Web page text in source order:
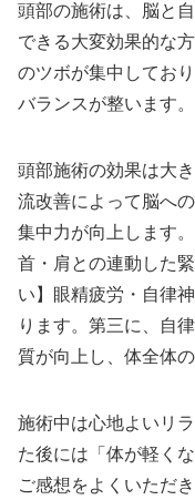
頭部の施術は、脳と
できる大変効果的な
のツボが集中してお
バランスが整います。
頭部施術の効果は大
流改善によって脳へ
集中力が向上します
首・肩との連動した
い】眼精疲労・自律
ります。第三に、自
質が向上し、体全体
施術中は心地よいリ
た後には「体が軽く
ご感想をよくいただ